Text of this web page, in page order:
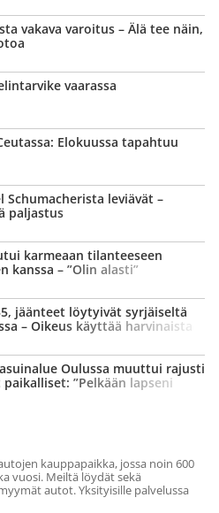
vakava varoitus – Älä tee näin,
vaarassa
Elokuussa tapahtuu
Schumacherista leviävät –
paljastus
karmeaan tilanteeseen
kanssa – ”Olin alasti”
jäänteet löytyivät syrjäiseltä
– Oikeus käyttää harvinaista
asuinalue Oulussa muuttui rajusti
”Pelkään lapseni
kauppapaikka, jossa noin 600
vuosi. Meiltä löydät sekä
autot. Yksityisille palvelussa